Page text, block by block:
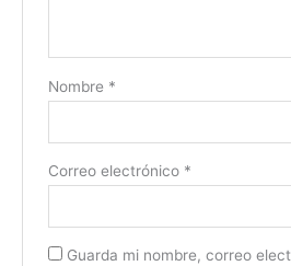
Nombre *
Correo electrónico *
Guarda mi nombre, correo